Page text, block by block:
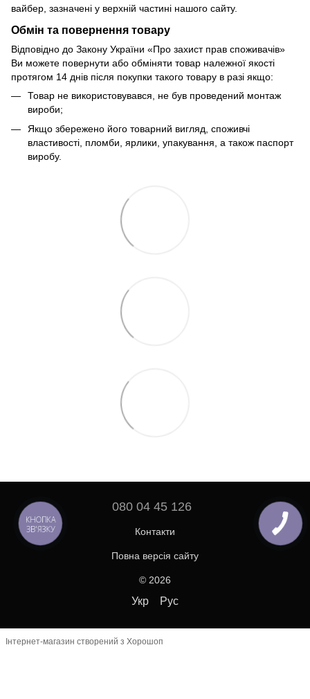
вайбер, зазначені у верхній частині нашого сайту.
Обмін та повернення товару
Відповідно до Закону України «Про захист прав споживачів»
Ви можете повернути або обміняти товар належної якості
протягом 14 днів після покупки такого товару в разі якщо:
Товар не використовувався, не був проведений монтаж
вироби;
Якщо збережено його товарний вигляд, споживчі
властивості, пломби, ярлики, упакування, а також паспорт
виробу.
080 04 45 126
Контакти
Повна версія сайту
© 2026
Укр Рус
Інтернет-магазин створений з Хорошоп
КНОПКА
ЗВ'ЯЗКУ